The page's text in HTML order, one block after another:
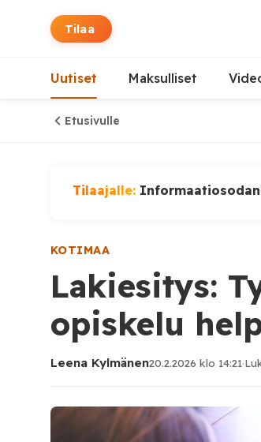
Tilaa
Uutiset Maksulliset
Etusivulle
Tilaajalle:
KOTIMAA
Lakiesitys:
opiskelu
Leena Kylmänen20.2.2026 klo 14:21·